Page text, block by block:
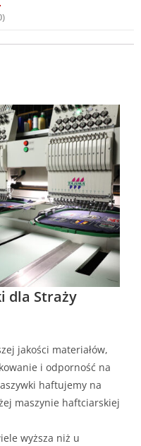
dla Straży
jakości materiałów,
i odporność na
haftujemy na
maszynie haftciarskiej
wyższa niż u